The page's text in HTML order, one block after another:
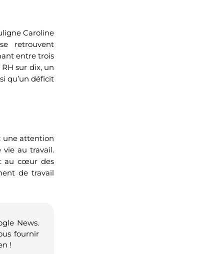
Caroline
retrouvent
entre trois
sur dix, un
qu’un déficit
une attention
au travail.
au cœur des
de travail
News.
fournir
!